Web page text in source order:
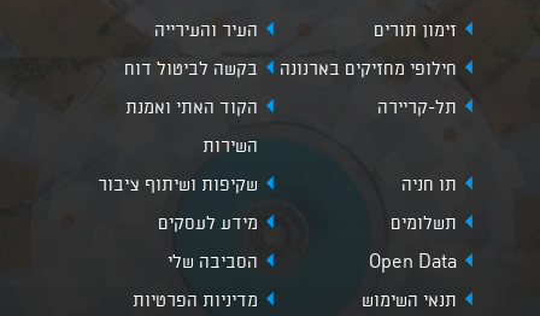
זימון תורים
העיר והעירייה
חילופי מחזיקים בארנונה
בקשה לביטול דוח
תל-קריירה
הקוד האתי ואמנת
השירות
תו חניה
שקיפות ושיתוף ציבור
תשלומים
מידע לעסקים
Open Data
הסביבה שלי
תנאי השימוש
מדיניות הפרטיות